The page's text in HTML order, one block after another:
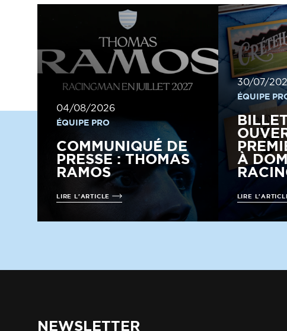
04/08/2026
ÉQUIPE PRO
COMMUNIQUÉ DE
PRESSE : THOMAS
RAMOS
LIRE L'ARTICLE
30/07/
ÉQUIPE
À
LIRE
NEWSLETTER